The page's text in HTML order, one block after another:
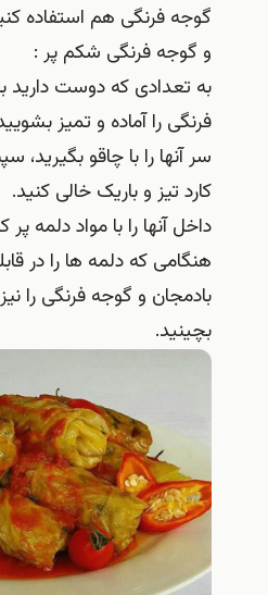
گوجه فرنگی هم استفاده
و گوجه فرنگی شکم پر :
به تعدادی که دوست دارید
فرنگی را آماده و تمیز
سر آنها را با چاقو
کارد تیز و باریک خالی کنید.
داخل آنها را با مواد دلمه پر
هنگامی که دلمه ها را در
بادمجان و گوجه فرنگی را
بچینید.